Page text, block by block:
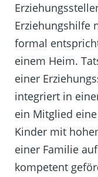
Erziehungshilfe
formal
einem Heim.
einer
integriert in
ein Mitglied
Kinder mit
einer Familie
kompetent